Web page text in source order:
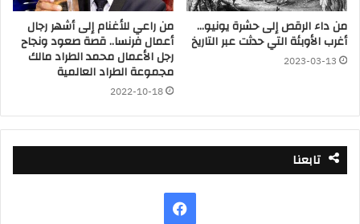
من داء الرقص إلى حشرة يونيو…
أغرب الأوبئة التي حدثت عبر التاريخ
2023-03-13
من راعي للأغنام إلى أشهر رجال
أعمال فرنسا.. قصة صعود ونجاح
رجل الأعمال محمد الطراد مالك
مجموعة الطراد العالمية
2022-10-18
تابعنا
فيسبوك